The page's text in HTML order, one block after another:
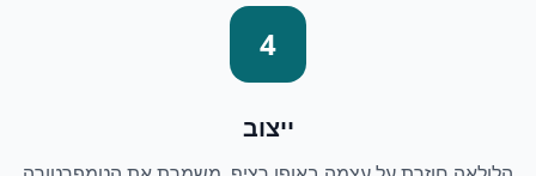
4
ייצוב